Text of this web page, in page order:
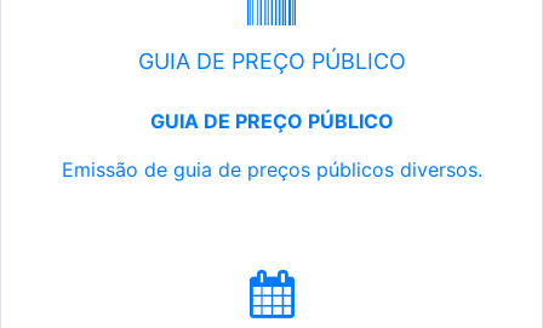
GUIA DE PREÇO PÚBLICO
GUIA DE PREÇO PÚBLICO
Emissão de guia de preços públicos diversos.